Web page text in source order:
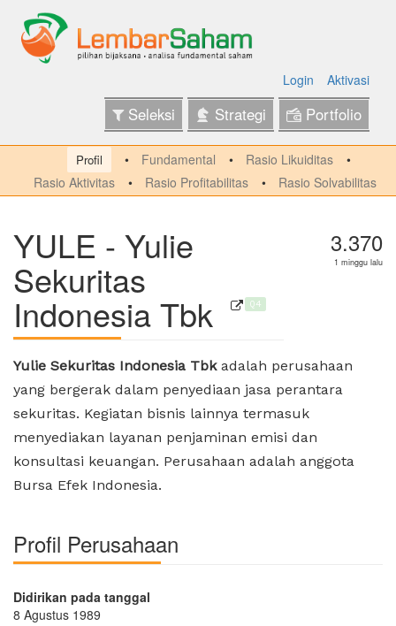
Login Aktivasi
Seleksi Strategi Portfolio
Profil Fundamental
Rasio Likuiditas
Rasio Aktivitas
Rasio Profitabilitas Rasio Solvabilitas
YULE - Yulie
Sekuritas
Indonesia Tbk Q4
3.370
1 minggu lalu
Yulie Sekuritas Indonesia Tbkadalah perusahaan
yang bergerak dalam penyediaan jasa perantara
sekuritas. Kegiatan bisnis lainnya termasuk
menyediakan layanan penjaminan emisi dan
konsultasi keuangan. Perusahaan adalah anggota
Bursa Efek Indonesia.
Profil Perusahaan
Didirikan pada tanggal
8 Agustus 1989